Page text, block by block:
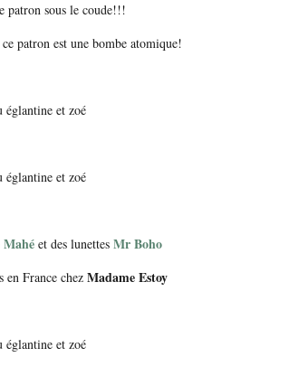
patron sous le coude!!!
patron est une bombe atomique!
et des lunettesMr Boho
en France chez Madame Estoy